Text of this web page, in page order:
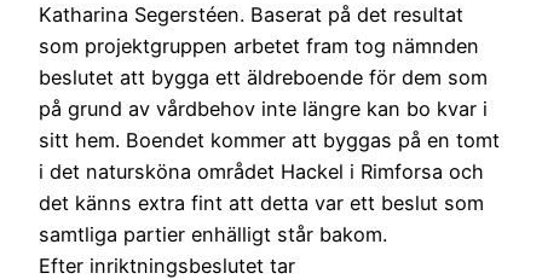
Katharina Segerstéen. Baserat på det resultat
som projektgruppen arbetet fram tog nämnden
beslutet att bygga ett äldreboende för dem som
på grund av vårdbehov inte längre kan bo kvar i
sitt hem. Boendet kommer att byggas på en tomt
i det natursköna området Hackel i Rimforsa och
det känns extra fint att detta var ett beslut som
samtliga partier enhälligt står bakom.
Efter inriktningsbeslutet tar